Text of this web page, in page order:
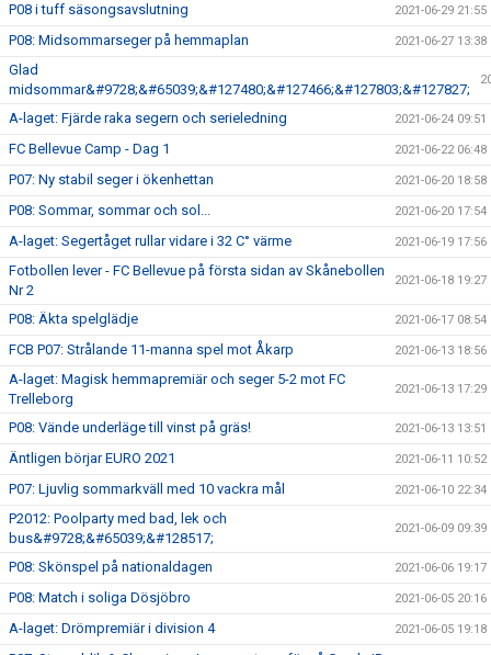
P08 i tuff säsongsavslutning 2021-06-29 21:55
P08: Midsommarseger på hemmaplan 2021-06-27 13:38
Glad
midsommar&#9728;&#65039;&#127480;&#127466;&#127803;&#127827;
A-laget: Fjärde raka segern och serieledning 2021-06-24 09:51
FC Bellevue Camp - Dag 1 2021-06-22 06:48
P07: Ny stabil seger i ökenhettan 2021-06-20 18:58
P08: Sommar, sommar och sol... 2021-06-20 17:54
A-laget: Segertåget rullar vidare i 32 C° värme 2021-06-19 17:56
Fotbollen lever - FC Bellevue på första sidan av Skånebollen
Nr 2
2021-06-18 19:27
P08: Äkta spelglädje 2021-06-17 08:54
FCB P07: Strålande 11-manna spel mot Åkarp 2021-06-13 18:56
A-laget: Magisk hemmapremiär och seger 5-2 mot FC
Trelleborg
2021-06-13 17:29
P08: Vände underläge till vinst på gräs! 2021-06-13 13:51
Äntligen börjar EURO 2021 2021-06-11 10:52
P07: Ljuvlig sommarkväll med 10 vackra mål 2021-06-10 22:34
P2012: Poolparty med bad, lek och
bus&#9728;&#65039;&#128517;
2021-06-09 09:39
P08: Skönspel på nationaldagen 2021-06-06 19:17
P08: Match i soliga Dösjöbro 2021-06-05 20:16
A-laget: Drömpremiär i division 4 2021-06-05 19:18